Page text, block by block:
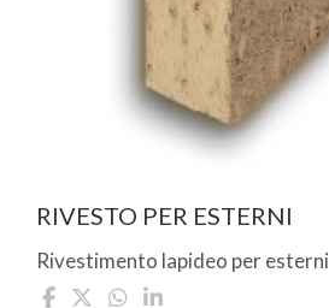
RIVESTO PER ESTERNI
Rivestimento lapideo per esterni